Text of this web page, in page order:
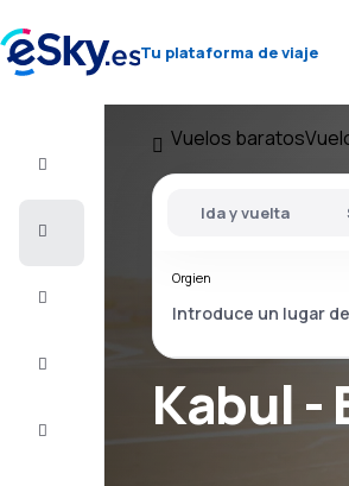
Tu plataforma de viaje
Vuelos baratos
Kabul -
Ida y vuelta
Orgien